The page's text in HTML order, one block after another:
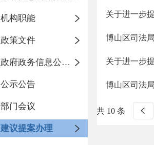
机构职能
政策文件
政府政务信息公开目录
公示公告
部门会议
建议提案办理
关于进一步
博山区司法
关于进一步
博山区司法
共 10 条